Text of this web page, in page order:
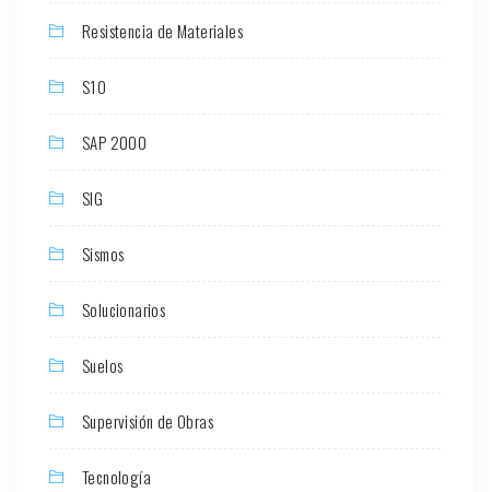
Resistencia de Materiales
S10
SAP 2000
SIG
Sismos
Solucionarios
Suelos
Supervisión de Obras
Tecnología